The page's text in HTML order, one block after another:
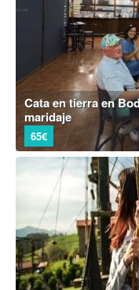
Cata en tierra en
maridaje
65€